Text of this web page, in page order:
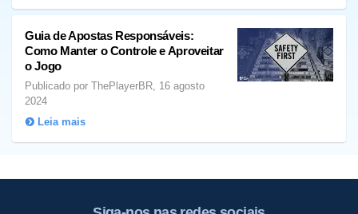
Guia de Apostas Responsáveis:
Como Manter o Controle e Aproveitar
o Jogo
Publicado por ThePlayerBR, 16 agosto
2024
Leia mais